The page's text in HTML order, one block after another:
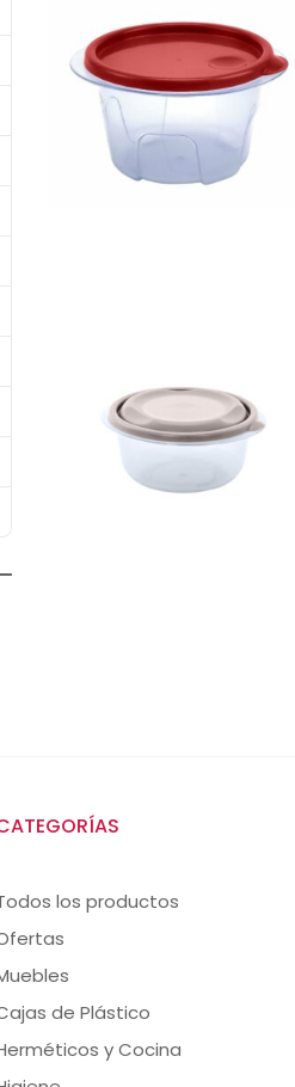
los productos
de Plástico
y Cocina